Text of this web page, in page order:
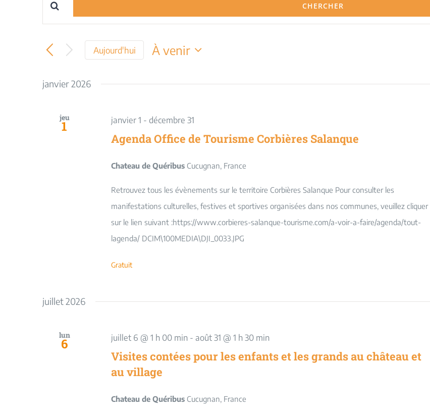
Recherche
et
navigation
de
vues
Évènements
Saisir
Rechercher
par
CHERCHER
Aujourd'hui
À venir
date.
janvier 2026
jeu
1 janvier 1 - décembre 31
Agenda Office de Tourisme Corbières Salanque
Chateau de Quéribus Cucugnan, France
Retrouvez tous les évènements sur le territoire Corbières Salanque Pour consulter les
manifestations culturelles, festives et sportives organisées dans nos communes, veuillez cliquer
sur le lien suivant :https://www.corbieres-salanque-tourisme.com/a-voir-a-faire/agenda/tout-
lagenda/ DCIM\100MEDIA\DJI_0033.JPG
Gratuit
juillet 2026
lun
6 juillet 6 @ 1 h 00 min- août 31 @ 1 h 30 min
Visites contées pour les enfants et les grands au château et
au village
Chateau de Quéribus Cucugnan, France